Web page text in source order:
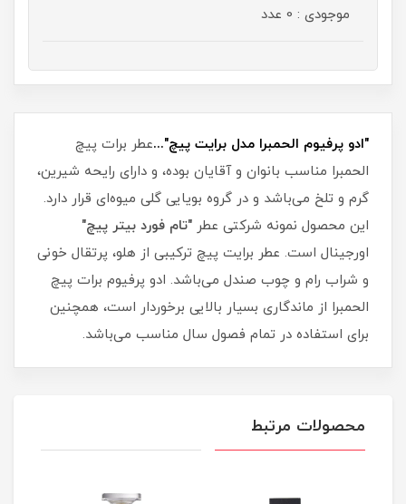
موجودی : 0 عدد
"ادو پرفیوم الحمبرا مدل برایت پیچ"...عطر برات پیچ
الحمبرا مناسب بانوان و آقایان بوده، و دارای رایحه شیرین،
گرم و تلخ می‌باشد و در گروه بویایی گلی میوه‌ای قرار دارد.
این محصول نمونه شرکتی عطر "تام فورد بیتر پیچ"
اورجینال است. عطر برایت پیچ ترکیبی از هلو، پرتقال خونی
و شراب رام و چوب صندل می‌باشد. ادو پرفیوم برات پیچ
الحمبرا از ماندگاری بسیار بالایی برخوردار است، همچنین
برای استفاده در تمام فصول سال مناسب می‌باشد.
محصولات مرتبط